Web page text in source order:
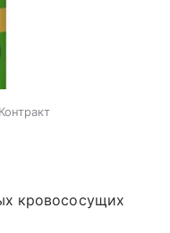
кровососущих